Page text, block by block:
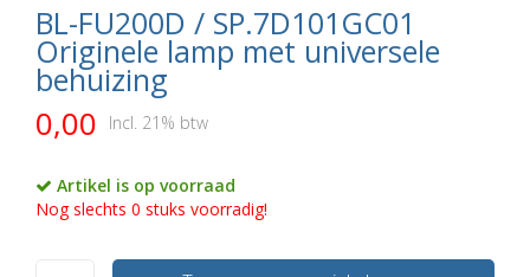
BL-FU200D / SP.7D101GC01
Originele lamp met universele
behuizing
0,00 Incl. 21% btw
Artikel is op voorraad
Nog slechts 0 stuks voorradig!